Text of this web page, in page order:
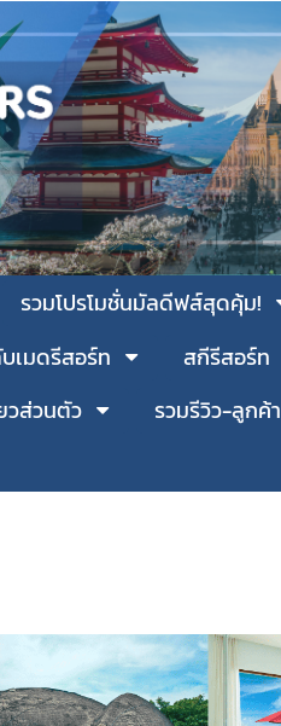
รวมโปรโมชั่นมัลดีฟส์สุดคุ้ม!
เมดรีสอร์ท
สกีรีสอร์ท
วส่วนตัว
รวมรีวิว-ลูกค้า